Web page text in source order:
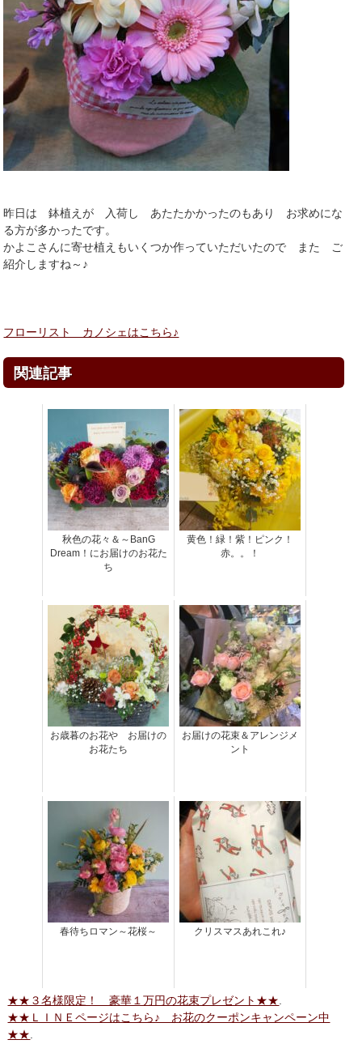
昨日は 鉢植えが 入荷し あたたかかったのもあり お求めにな
る方が多かったです。
かよこさんに寄せ植えもいくつか作っていただいたので また ご
紹介しますね～♪
フローリスト カノシェはこちら♪
関連記事
秋色の花々＆～BanG
Dream！にお届けのお花た
ち
黄色！緑！紫！ピンク！
赤。。！
お歳暮のお花や お届けの
お花たち
お届けの花束＆アレンジメ
ント
春待ちロマン～花桜～ クリスマスあれこれ♪
★★３名様限定！ 豪華１万円の花束プレゼント★★
★★ＬＩＮＥページはこちら♪ お花のクーポンキャンペーン中
★★